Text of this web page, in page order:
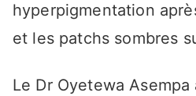
hyperpigmentation
et les patchs sombres
Le Dr Oyetewa